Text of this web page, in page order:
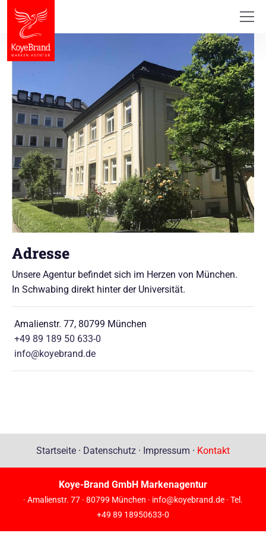
Adresse
Unsere Agentur befindet sich im Herzen von München.
In Schwabing direkt hinter der Universität.
Amalienstr. 77, 80799 München
+49 89 189 50 633-0
info@koyebrand.de
Startseite · Datenschutz · Impressum · Kontakt
Koye-Brand GmbH Markenagentur
· Amalienstr. 77 · 80799 München · info@koyebrand.de · Tel.
+49 89 18950633-0